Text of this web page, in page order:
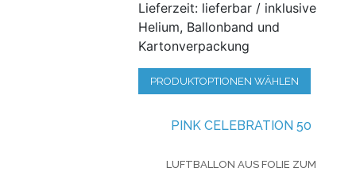
Lieferzeit: lieferbar / inklusive
Helium, Ballonband und
Kartonverpackung
PRODUKTOPTIONEN WÄHLEN
PINK CELEBRATION 50
LUFTBALLON AUS FOLIE ZUM